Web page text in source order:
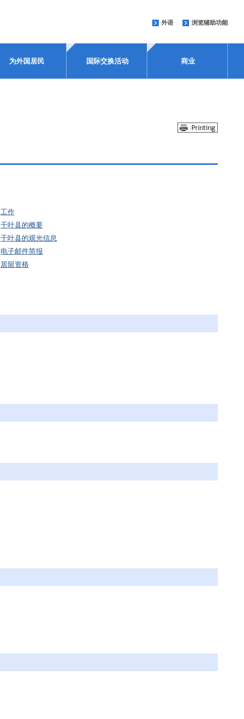
外语 浏览辅助功能
为外国居民 国际交换活动 商业
工作
千叶县的概要
千叶县的观光信息
电子邮件简报
居留资格